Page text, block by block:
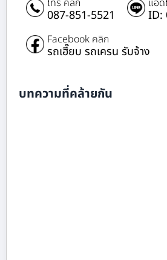
โทร คลิก
087-851-5521
แอ
ID:
Facebook คลิก
รถเฮี๊ยบ รถเครน รับจ้าง
บทความที่คล้ายกัน